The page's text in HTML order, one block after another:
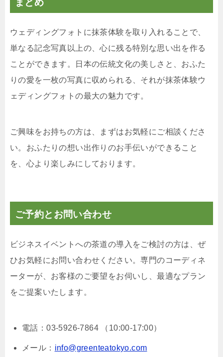
まとめ
ウェディングフォトに抹茶体験を取り入れることで、
単なる記念写真以上の、心に残る特別な思い出を作る
ことができます。日本の伝統文化の美しさと、おふた
りの愛を一枚の写真に収められる、それが抹茶体験ウ
ェディングフォトの最大の魅力です。
ご興味をお持ちの方は、まずはお気軽にご相談くださ
い。おふたりの想い出作りのお手伝いができること
を、心より楽しみにしております。
ご予約とお問い合わせ
ビジネスイベントへの茶道の導入をご検討の方は、ぜ
ひお気軽にお問い合わせください。専門のコーディネ
ーターが、お客様のご要望をお伺いし、最適なプラン
をご提案いたします。
電話：03-5926-7864 （10:00-17:00）
メール： info@greenteatokyo.com